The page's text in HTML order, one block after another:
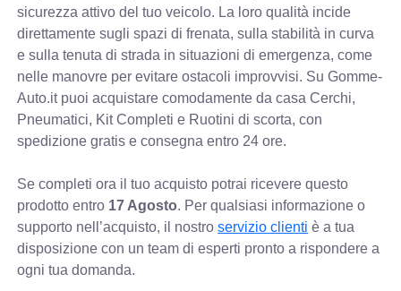
sicurezza attivo del tuo veicolo. La loro qualità incide
direttamente sugli spazi di frenata, sulla stabilità in curva
e sulla tenuta di strada in situazioni di emergenza, come
nelle manovre per evitare ostacoli improvvisi. Su Gomme-
Auto.it puoi acquistare comodamente da casa Cerchi,
Pneumatici, Kit Completi e Ruotini di scorta, con
spedizione gratis e consegna entro 24 ore.
Se completi ora il tuo acquisto potrai ricevere questo
prodotto entro 17 Agosto. Per qualsiasi informazione o
supporto nell’acquisto, il nostroservizio clienti è a tua
disposizione con un team di esperti pronto a rispondere a
ogni tua domanda.